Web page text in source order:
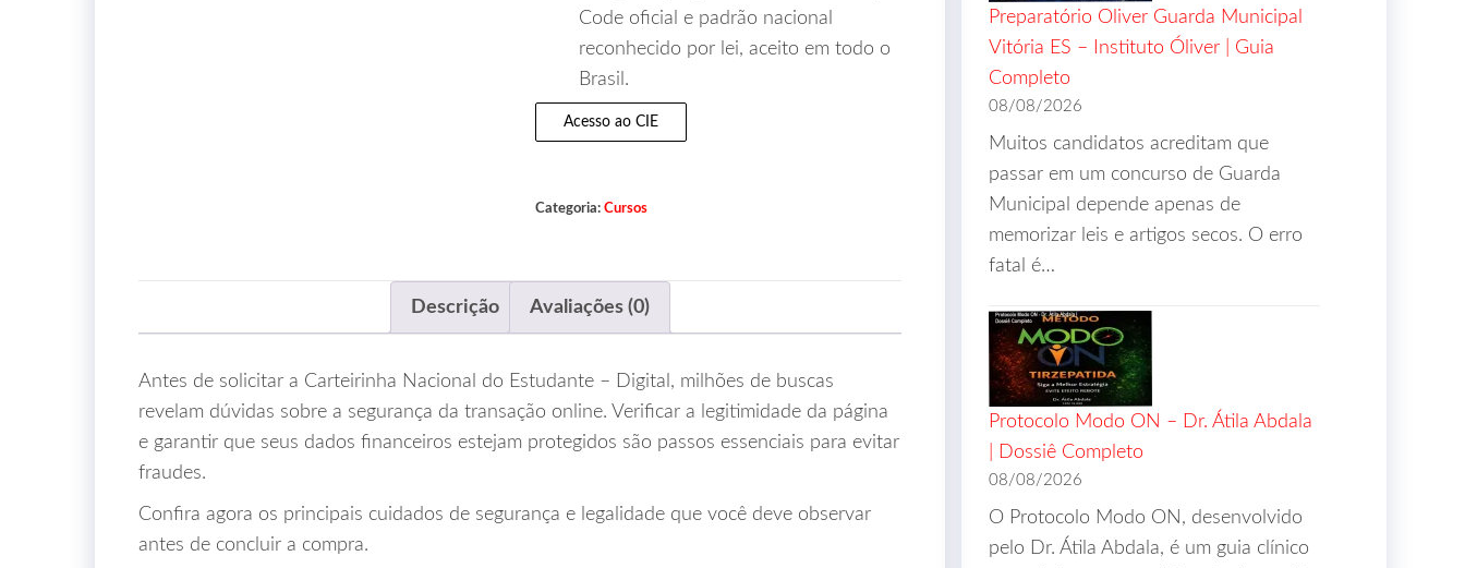
Code oficial e padrão nacional
reconhecido por lei, aceito em todo o
Brasil.
Acesso ao CIE
Categoria: Cursos
Descrição Avaliações (0)
Antes de solicitar a Carteirinha Nacional do Estudante – Digital, milhões de buscas
revelam dúvidas sobre a segurança da transação online. Verificar a legitimidade da página
e garantir que seus dados financeiros estejam protegidos são passos essenciais para evitar
fraudes.
Confira agora os principais cuidados de segurança e legalidade que você deve observar
antes de concluir a compra.
Preparatório Oliver Guarda Municipal
Vitória ES – Instituto Óliver | Guia
Completo
08/08/2026
Muitos candidatos acreditam que
passar em um concurso de Guarda
Municipal depende apenas de
memorizar leis e artigos secos. O erro
fatal é…
Protocolo Modo ON – Dr. Átila Abdala
| Dossiê Completo
08/08/2026
O Protocolo Modo ON, desenvolvido
pelo Dr. Átila Abdala, é um guia clínico